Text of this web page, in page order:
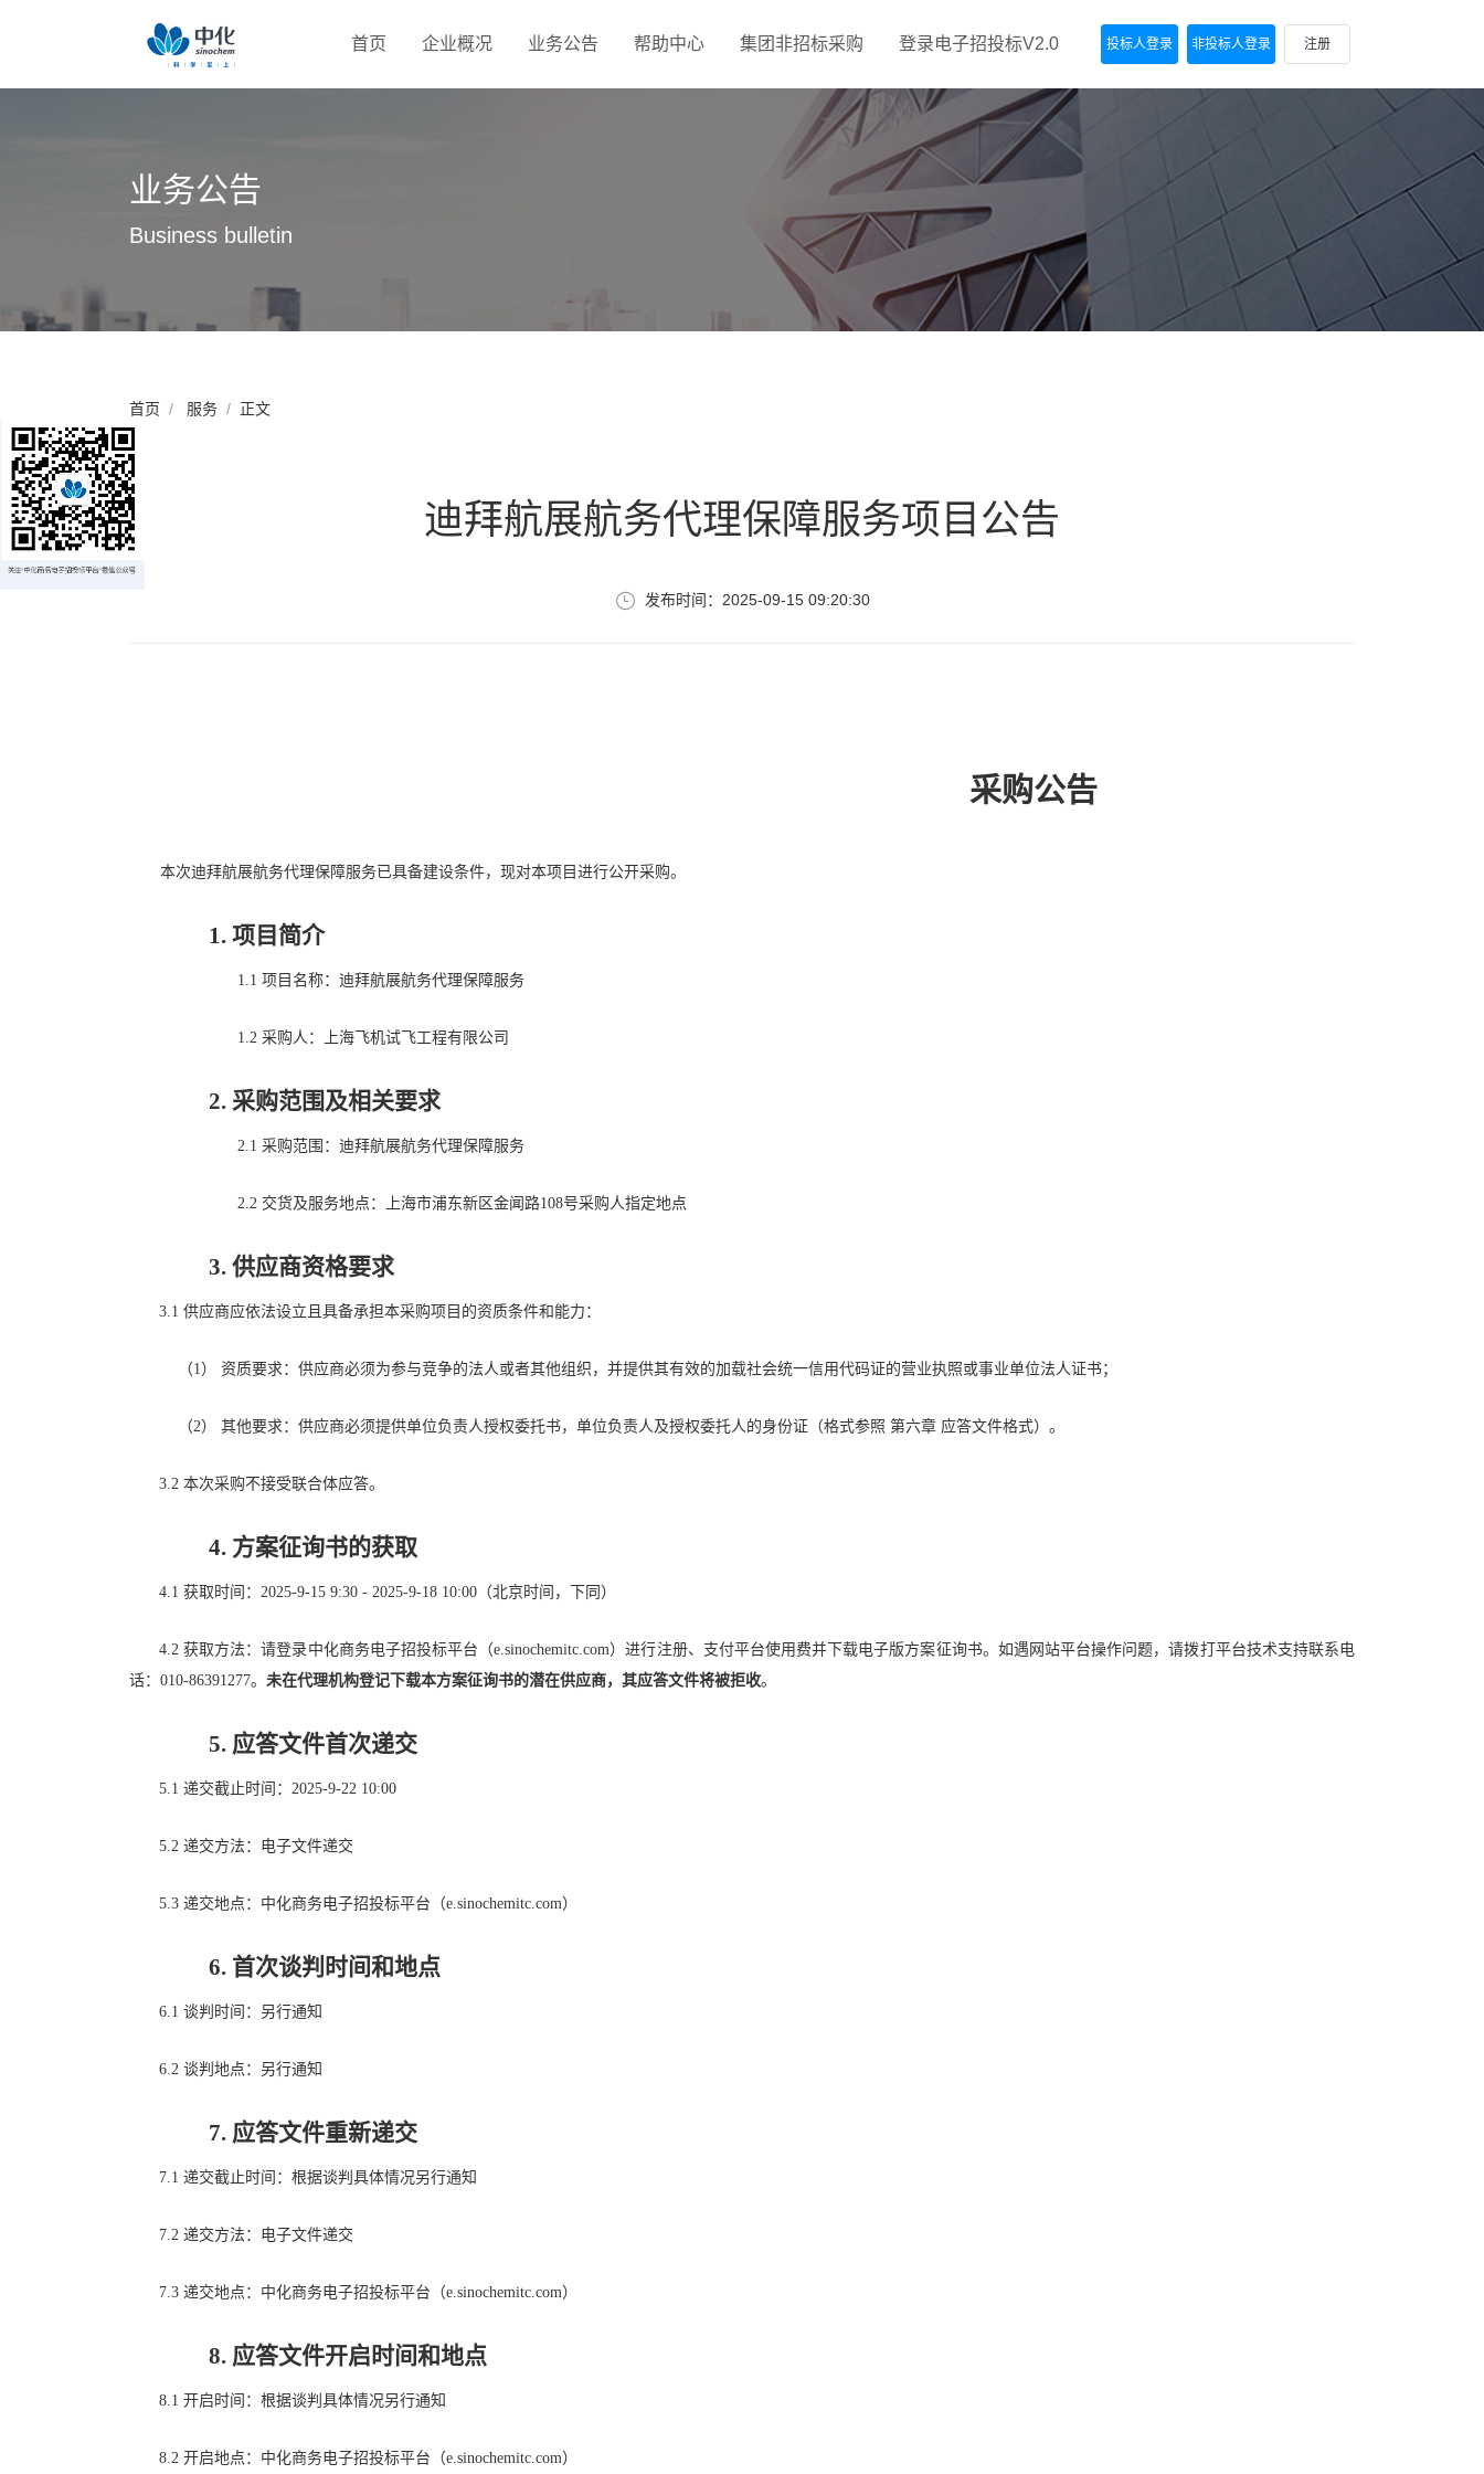
首页 企业概况 业务公告 帮助中心 集团非招标采购 登录电子招投标V2.0 投标人登录 非投标人登录 注册
业务公告
Business bulletin
首页 服务 正文
迪拜航展航务代理保障服务项目公告
发布时间：2025-09-15 09:20:30
采购公告
本次迪拜航展航务代理保障服务已具备建设条件，现对本项目进行公开采购。
1. 项目简介
1.1 项 目 名称： 迪拜航展航务代理保障服务
1.2 采购人 ： 上海飞机试飞工程有限公司
2. 采购范围及相关要求
2.1 采购范围： 迪拜航展航务代理保障服务
2.2 交货及服务地点：上海市浦东新区金闻路108号采购人指定地点
3. 供应商资格要求
3.1 供应商应依法设立且具备承担本采购项目的资质条件和能力：
（1） 资质要求： 供应商必须为参与竞争的法人或者其他组织 ， 并提供其有效的加载社会统一信用代码证的营业执照或事业单位法人证书；
（2） 其他要求： 供应商必须提供单位负责人授权委托书，单位负责人及授权委托人的身份证 （格式参照 第六章 应答文件格式） 。
3.2 本次采购不接受联合体应答。
4. 方案征询书的获取
4.1 获取 时间： 2025-9-15 9:30 - 2025-9-18 10:00 （北京时间，下同）
4.2获取方法：请登录中化商务电子招投标平台（e.sinochemitc.com）进行注册、支付平台使用费并下载电子版方案征询书。如遇网站平台操作问题，请拨打平台技术支持联系电
话： 010-86391277。 未在代理机构登记 下载本方案征询书的潜在供应商，其应答文件将被拒收。
5. 应答文件首次递交
5.1 递交截止时间： 2025-9-22 10:00
5.2 递交方法：电子文件递交
5.3 递交地点 ：中化商务电子招投标平台（e.sinochemitc.com）
6. 首次谈判时间和地点
6.1 谈判时间：另行通知
6.2 谈判地点：另行通知
7. 应答文件重新递交
7.1 递交截止时间：根据谈判具体情况另行通知
7.2 递交方法：电子文件递交
7.3 递交地点 ：中化商务电子招投标平台（e.sinochemitc.com）
8. 应答文件开启时间和地点
8.1 开启时间：根据谈判具体情况另行通知
8.2 开启地点 ：中化商务电子招投标平台（e.sinochemitc.com）